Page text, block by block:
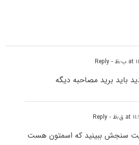
- Reply
باید برید مصاحبه دیگه
- Reply
سنجش ببینید که اسمتون هست